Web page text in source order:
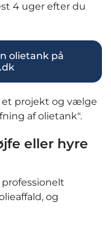
4 uger efter du
olietank på
et projekt og vælge
af olietank".
eller hyre
og